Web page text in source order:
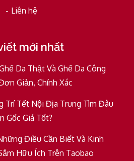
Liên hệ
mới nhất
Da Thật Và Ghế Da Công
Giản, Chính Xác
Trí Tết Nội Địa Trung Tìm Đâu
Gốc Giá Tốt?
Điều Cần Biết Và Kinh
Hữu Ích Trên Taobao